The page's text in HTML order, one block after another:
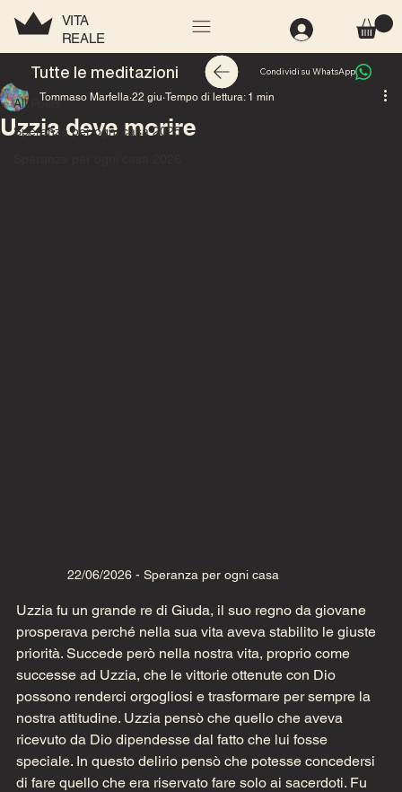
VITA
REALE
All Posts
Speranza per ogni casa 2025
All Posts
Uzzia deve morire
Tommaso Marfella 22 giu Tempo di lettura: 1 min
22/06/2026 - Speranza per ogni casa
Uzzia fu un grande re di Giuda, il suo regno da giovane
prosperava perché nella sua vita aveva stabilito le giuste
priorità. Succede però nella nostra vita, proprio come
successe ad Uzzia, che le vittorie ottenute con Dio
possono renderci orgogliosi e trasformare per sempre la
nostra attitudine. Uzzia pensò che quello che aveva
ricevuto da Dio dipendesse dal fatto che lui fosse
speciale. In questo delirio pensò che potesse concedersi
di fare quello che era riservato fare solo ai sacerdoti. Fu
Tutte le meditazioni Condividi su WhatsApp